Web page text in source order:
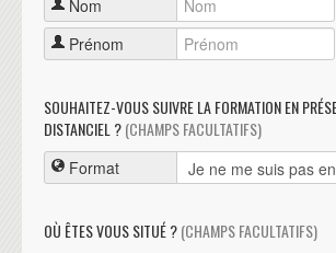
Nom
Prénom
SOUHAITEZ-VOUS SUIVRE LA FORMATION EN
DISTANCIEL ?(CHAMPS FACULTATIFS)
Format
OÙ ÊTES VOUS SITUÉ ?(CHAMPS FACULTATIFS)